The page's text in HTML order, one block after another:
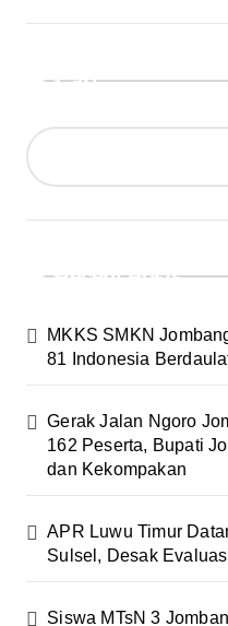
Cari
Recent Posts
MKKS SMKN
81 Indonesia
Gerak Jalan Ngoro
162 Peserta, Bupati
dan Kekompakan
APR Luwu Timur
Sulsel, Desak
Siswa MTsN 3